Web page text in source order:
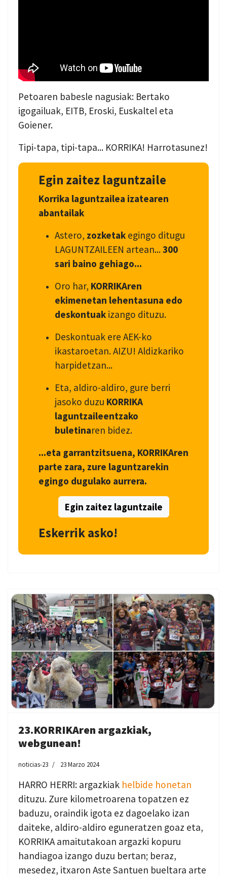
Petoaren babesle nagusiak: Bertako
igogailuak, EITB, Eroski, Euskaltel eta
Goiener.
Tipi-tapa, tipi-tapa... KORRIKA! Harrotasunez!
Egin zaitez laguntzaile
Korrika laguntzailea izatearen
abantailak
Astero, zozketak egingo ditugu
LAGUNTZAILEEN artean...300
sari baino gehiago...
Oro har, KORRIKAren
ekimenetan lehentasuna edo
deskontuak izango dituzu.
Deskontuak ere AEK-ko
ikastaroetan. AIZU! Aldizkariko
harpidetzan...
Eta, aldiro-aldiro, gure berri
jasoko duzu KORRIKA
laguntzaileentzako
buletinaren bidez.
...eta garrantzitsuena, KORRIKAren
parte zara, zure laguntzarekin
egingo dugulako aurrera.
Egin zaitez laguntzaile
Eskerrik asko!
23.KORRIKAren argazkiak,
webgunean!
noticias-23 23 Marzo 2024
HARRO HERRI: argazkiak helbide honetan
dituzu. Zure kilometroarena topatzen ez
baduzu, oraindik igota ez dagoelako izan
daiteke, aldiro-aldiro eguneratzen goaz eta,
KORRIKA amaitutakoan argazki kopuru
handiagoa izango duzu bertan; beraz,
mesedez, itxaron Aste Santuen bueltara arte